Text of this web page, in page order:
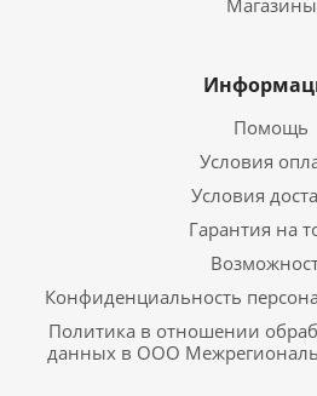
Магазины
Помощь
Условия
Условия
Гарантия на
Конфиденциальность
Политика в отношении
данных в ООО